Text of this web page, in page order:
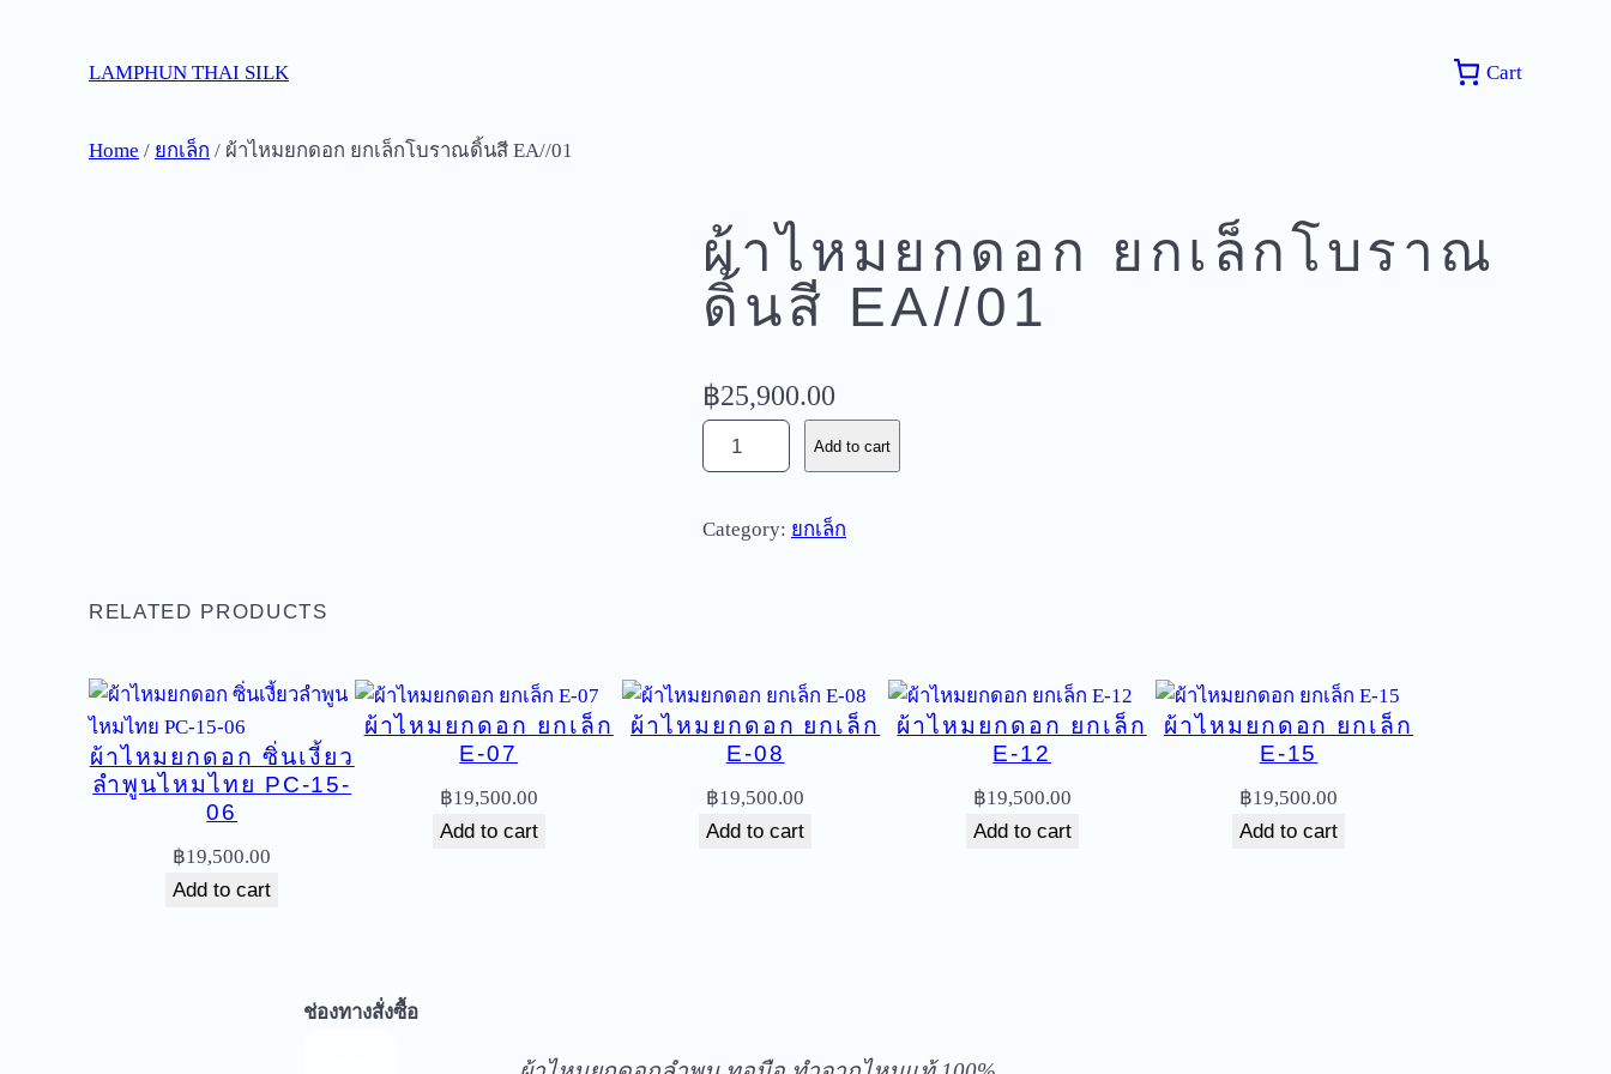
LAMPHUN THAI SILK Cart
Home / ยกเล็ก / ผ้าไหมยกดอก ยกเล็กโบราณดิ้นสี EA//01
ผ้าไหมยกดอก ยกเล็กโบราณ
ดิ้นสี EA//01
฿25,900.00
า
ห
อ
ก
ก
Add to cart
Category: ยกเล็ก
RELATED PRODUCTS
ผ้าไหมยกดอก ซิ่นเงี้ยว
ลำพูนไหมไทย PC-15-
06
฿19,500.00
Add to cart
ผ้าไหมยกดอก ยกเล็ก
E-07
฿19,500.00
Add to cart
ผ้าไหมยกดอก ยกเล็ก
E-08
฿19,500.00
Add to cart
ผ้าไหมยกดอก ยกเล็ก
E-12
฿19,500.00
Add to cart
ผ้าไหมยกดอก ยกเล็ก
E-15
฿19,500.00
Add to cart
ช่องทางสั่งซื้อ